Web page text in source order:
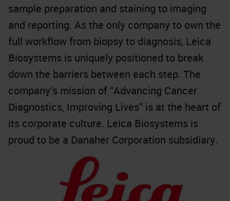
sample preparation and staining to imaging
and reporting. As the only company to own the
full workflow from biopsy to diagnosis, Leica
Biosystems is uniquely positioned to break
down the barriers between each step. The
company’s mission of “Advancing Cancer
Diagnostics, Improving Lives” is at the heart of
its corporate culture. Leica Biosystems is
proud to be a Danaher Corporation subsidiary.